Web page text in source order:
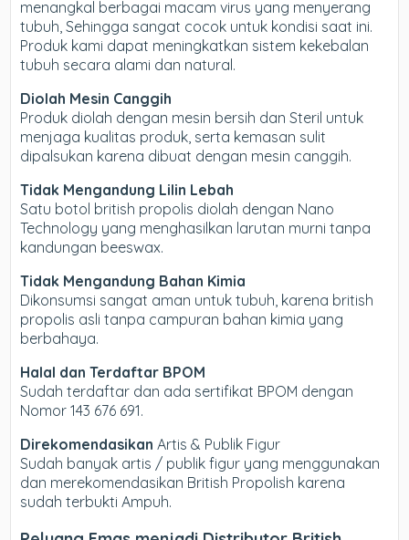
menangkal berbagai macam virus yang menyerang
tubuh, Sehingga sangat cocok untuk kondisi saat ini.
Produk kami dapat meningkatkan sistem kekebalan
tubuh secara alami dan natural.
Diolah Mesin Canggih
Produk diolah dengan mesin bersih dan Steril untuk
menjaga kualitas produk, serta kemasan sulit
dipalsukan karena dibuat dengan mesin canggih.
Tidak Mengandung Lilin Lebah
Satu botol british propolis diolah dengan Nano
Technology yang menghasilkan larutan murni tanpa
kandungan beeswax.
Tidak Mengandung Bahan Kimia
Dikonsumsi sangat aman untuk tubuh, karena british
propolis asli tanpa campuran bahan kimia yang
berbahaya.
Halal dan Terdaftar BPOM
Sudah terdaftar dan ada sertifikat BPOM dengan
Nomor 143 676 691.
Direkomendasikan Artis & Publik Figur
Sudah banyak artis / publik figur yang menggunakan
dan merekomendasikan British Propolish karena
sudah terbukti Ampuh.